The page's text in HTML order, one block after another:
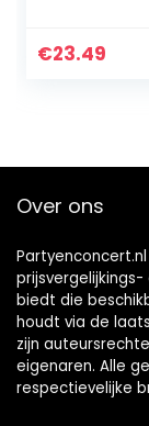
Cartoon Dier
€23.49
Over ons
biedt die
houdt via de
zijn
eigenaren. Alle
respectievelijke